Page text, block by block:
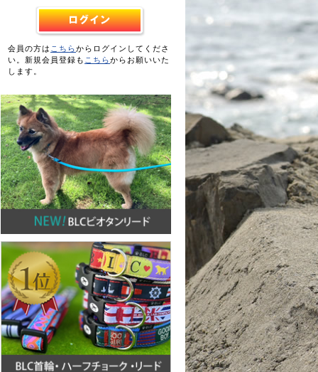
会員の方は こちらからログインしてくださ
い。新規会員登録も こちらからお願いいた
します。